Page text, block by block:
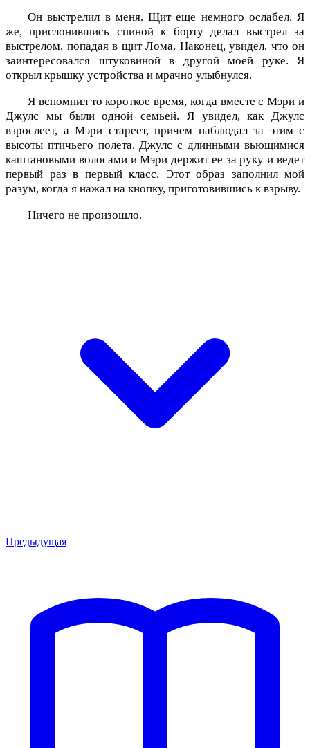
Он выстрелил в меня. Щит еще немного ослабел. Я
же, прислонившись спиной к борту делал выстрел за
выстрелом, попадая в щит Лома. Наконец, увидел, что он
заинтересовался штуковиной в другой моей руке. Я
открыл крышку устройства и мрачно улыбнулся.
Я вспомнил то короткое время, когда вместе с Мэри и
Джулс мы были одной семьей. Я увидел, как Джулс
взрослеет, а Мэри стареет, причем наблюдал за этим с
высоты птичьего полета. Джулс с длинными вьющимися
каштановыми волосами и Мэри держит ее за руку и ведет
первый раз в первый класс. Этот образ заполнил мой
разум, когда я нажал на кнопку, приготовившись к взрыву.
Ничего не произошло.
Предыдущая